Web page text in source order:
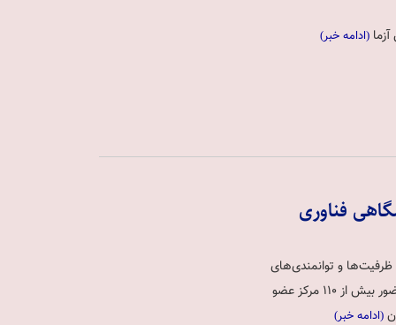
(ادامه خبر)
فناوری
و توانمندی‌های
آزمایشگاه‌ها، دانشگاه‌ها و مراکز تحقیقاتی، خرداد ماه جاری در نشستی با حضور بیش از 110 مرکز عضو
(ادامه خبر)